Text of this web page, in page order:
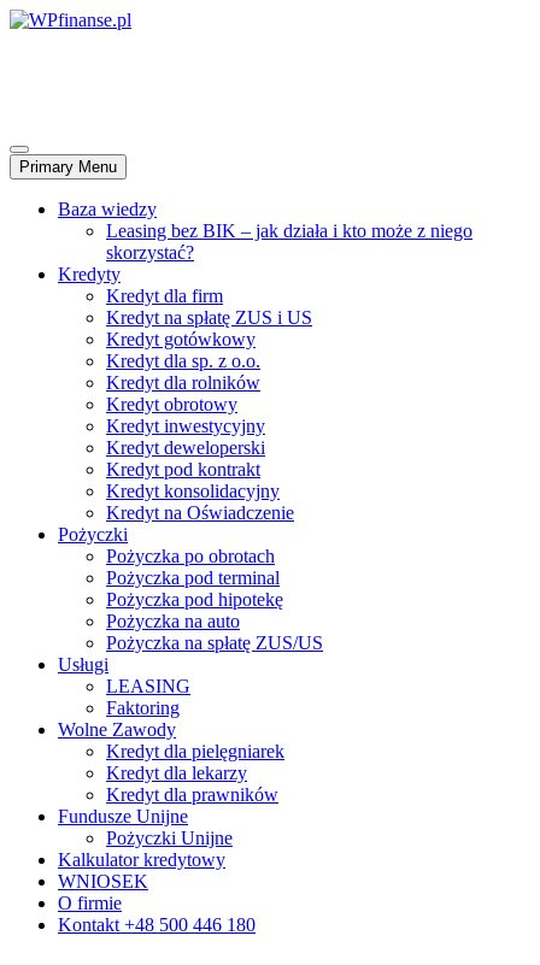
Skip
Primary Menu
Baza wiedzy
Leasing bez BIK – jak działa i kto może z niego
skorzystać?
Kredyty
Kredyt dla firm
Kredyt na spłatę ZUS i US
Kredyt gotówkowy
Kredyt dla sp. z o.o.
Kredyt dla rolników
Kredyt obrotowy
Kredyt inwestycyjny
Kredyt deweloperski
Kredyt pod kontrakt
Kredyt konsolidacyjny
Kredyt na Oświadczenie
Pożyczki
Pożyczka po obrotach
Pożyczka pod terminal
Pożyczka pod hipotekę
Pożyczka na auto
Pożyczka na spłatę ZUS/US
Usługi
LEASING
Faktoring
Wolne Zawody
Kredyt dla pielęgniarek
Kredyt dla lekarzy
Kredyt dla prawników
Fundusze Unijne
Pożyczki Unijne
Kalkulator kredytowy
WNIOSEK
O firmie
Kontakt +48 500 446 180